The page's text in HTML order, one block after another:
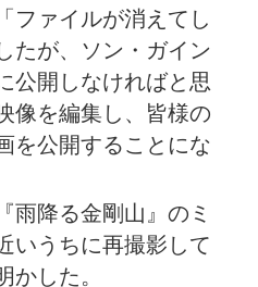
ファイルが消えてし
たが、ソン・ガイン
公開しなければと思
像を編集し、皆様の
を公開することにな
雨降る金剛山』のミ
いうちに再撮影して
かした。